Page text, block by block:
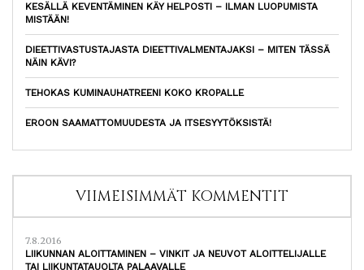
KESÄLLÄ KEVENTÄMINEN KÄY HELPOSTI – ILMAN LUOPUMISTA
MISTÄÄN!
DIEETTIVASTUSTAJASTA DIEETTIVALMENTAJAKSI – MITEN TÄSSÄ
NÄIN KÄVI?
TEHOKAS KUMINAUHATREENI KOKO KROPALLE
EROON SAAMATTOMUUDESTA JA ITSESYYTÖKSISTÄ!
VIIMEISIMMÄT KOMMENTIT
7.8.2016
LIIKUNNAN ALOITTAMINEN – VINKIT JA NEUVOT ALOITTELIJALLE
TAI LIIKUNTATAUOLTA PALAAVALLE